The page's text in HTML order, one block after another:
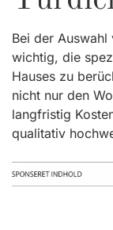
Bei der
wichtig, die
Hauses zu
nicht nur den
langfristig
qualitativ